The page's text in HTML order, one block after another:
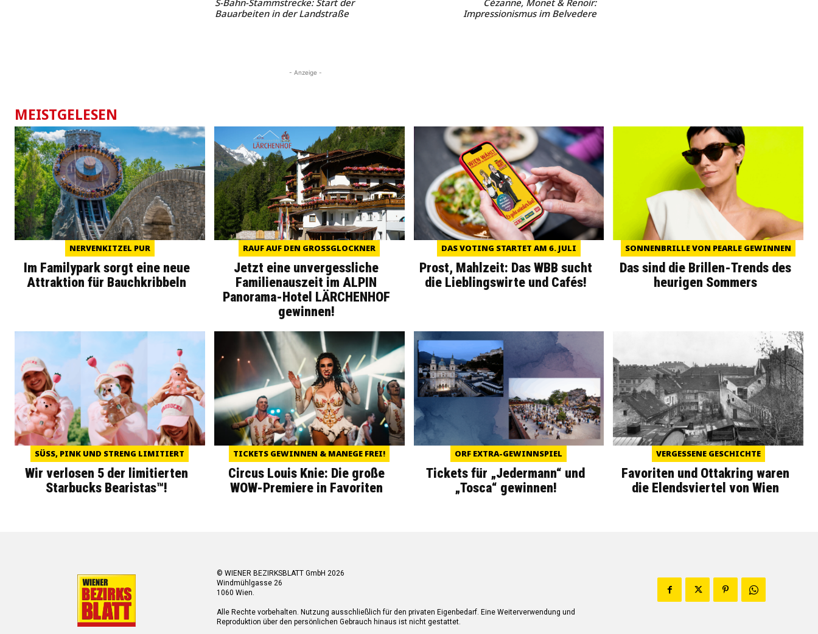
Bauarbeiten in der Landstraße
Impressionismus im Belvedere
- Anzeige -
MEISTGELESEN
NERVENKITZEL PUR
Im Familypark sorgt eine neue
Attraktion für Bauchkribbeln
RAUF AUF DEN GROSSGLOCKNER
Jetzt eine unvergessliche
Familienauszeit im ALPIN
Panorama-Hotel LÄRCHENHOF
gewinnen!
DAS VOTING STARTET AM 6. JULI
Prost, Mahlzeit: Das WBB sucht
die Lieblingswirte und Cafés!
SONNENBRILLE VON PEARLE GEWINNEN
Das sind die Brillen-Trends des
heurigen Sommers
SÜSS, PINK UND STRENG LIMITIERT
Wir verlosen 5 der limitierten
Starbucks Bearistas™!
TICKETS GEWINNEN & MANEGE FREI!
Circus Louis Knie: Die große
WOW-Premiere in Favoriten
ORF EXTRA-GEWINNSPIEL
Tickets für „Jedermann“ und
„Tosca“ gewinnen!
VERGESSENE GESCHICHTE
Favoriten und Ottakring waren
die Elendsviertel von Wien
© WIENER BEZIRKSBLATT GmbH 2026
Windmühlgasse 26
1060 Wien.
Alle Rechte vorbehalten. Nutzung ausschließlich für den privaten Eigenbedarf. Eine Weiterverwendung und
Reproduktion über den persönlichen Gebrauch hinaus ist nicht gestattet.